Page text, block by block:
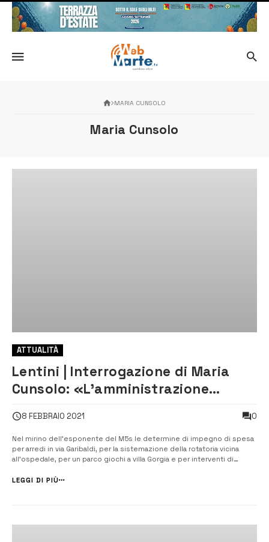
MARIA CUNSOLO
Maria Cunsolo
ATTUALITÀ
Lentini | Interrogazione di Maria
Cunsolo: «L’amministrazione
8 FEBBRAIO 2021 0
Nel mirino dell’esponente del M5s le determine di impegno di spesa
per arredi in via Garibaldi, per la sistemazione della rotatoria vicina
all’ospedale, per un parco giochi a villa Gorgia e per interventi di
contestati. Duro affondo della consigliera comunale del M5s, Maria ...
LEGGI DI PIÙ